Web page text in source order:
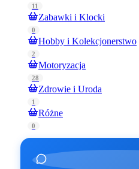
11
Zabawki i Klocki
0
Hobby i Kolekcjonerstwo
2
Motoryzacja
28
Zdrowie i Uroda
1
Różne
0